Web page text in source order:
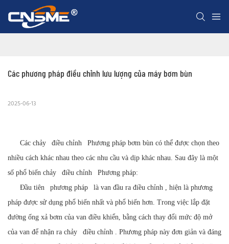
Các phương pháp điều chỉnh lưu lượng của máy bơm bùn
2025-06-13
Các chảy điều chỉnh
Phương pháp bơm bùn có thể được chọn theo
nhiều cách khác nhau theo các nhu cầu và dịp khác nhau. Sau đây là một
số phổ biến chảy điều chỉnh
Phương pháp:
Đầu tiên
phương pháp là van đầu ra điều chỉnh , hiện là phương
pháp được sử dụng phổ biến nhất và phổ biến hơn. Trong việc lắp đặt
đường ống xả bơm của van điều khiển, bằng cách thay đổi mức độ mở
của van để nhận ra chảy điều chỉnh . Phương pháp này đơn giản và đáng